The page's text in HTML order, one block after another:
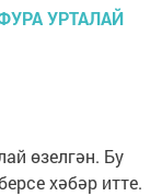
өзелгән. Бу
хәбәр итте.